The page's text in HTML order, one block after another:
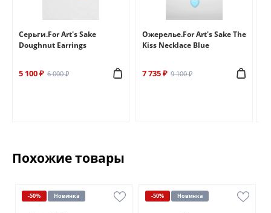
Серьги.For Art's Sake
Doughnut Earrings
5 100 ₽ 6 000 ₽
Ожерелье.For Art's Sake The
Kiss Necklace Blue
7 735 ₽ 9 100 ₽
Похожие товары
-50% Новинка -50% Новинка